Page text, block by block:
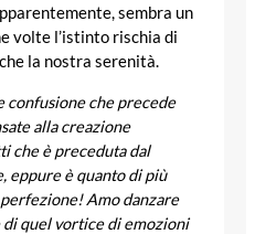
sembra un
volte l’istinto rischia di
la nostra serenità.
confusione che precede
alla creazione
che è preceduta dal
eppure è quanto di più
Amo danzare
quel vortice di emozioni